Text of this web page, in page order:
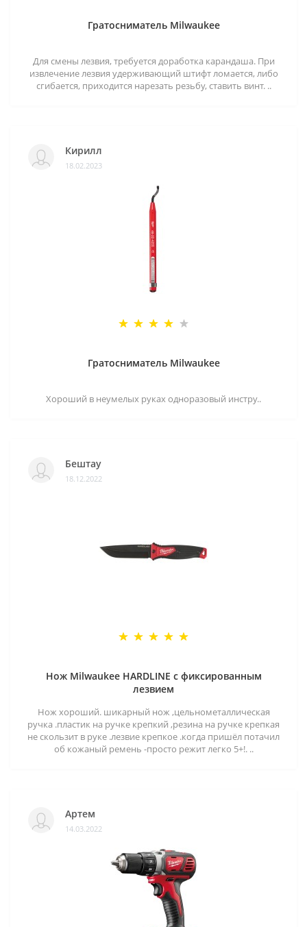
Гратосниматель Milwaukee
Для смены лезвия, требуется доработка карандаша. При
извлечение лезвия удерживающий штифт ломается, либо
сгибается, приходится нарезать резьбу, ставить винт. ..
Кирилл
18.02.2023
Гратосниматель Milwaukee
Хороший в неумелых руках одноразовый инстру..
Бештау
18.12.2022
Нож Milwaukee HARDLINE с фиксированным
лезвием
Нож хороший. шикарный нож ,цельнометаллическая
ручка .пластик на ручке крепкий ,резина на ручке крепкая
не скользит в руке .лезвие крепкое .когда пришёл потачил
об кожаный ремень -просто режит легко 5+!. ..
Артем
14.03.2022